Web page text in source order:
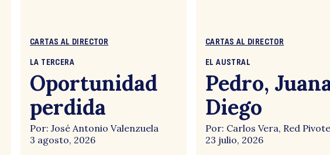
CARTAS AL DIRECTOR
LA TERCERA
Oportunidad
perdida
Por: José Antonio Valenzuela
3 agosto, 2026
CARTAS AL DIRECTOR
EL AUSTRAL
Pedro,
Diego
Por: Carlos Vera, Red
23 julio, 2026